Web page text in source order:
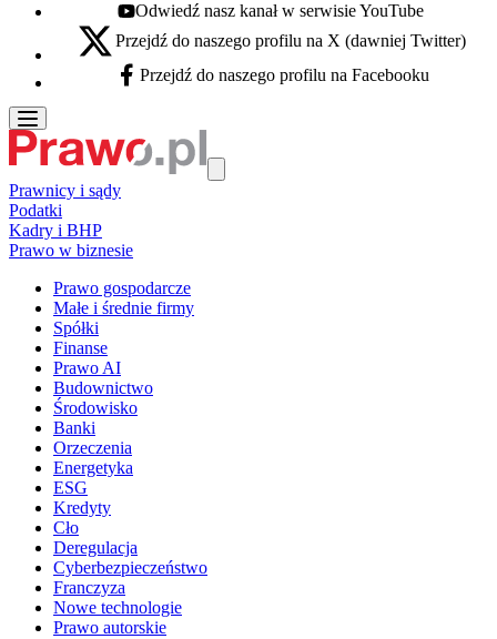
Youtube - otwiera się w nowej karcie
Odwiedź nasz kanał w serwisie YouTube
X - otwiera się w nowej karcie
Przejdź do naszego profilu na X (dawniej Twitter)
Facebook - otwiera się w nowej karcie
Przejdź do naszego profilu na Facebooku
Prawnicy i sądy
Podatki
Kadry i BHP
Prawo w biznesie
Prawo gospodarcze
Małe i średnie firmy
Spółki
Finanse
Prawo AI
Budownictwo
Środowisko
Banki
Orzeczenia
Energetyka
ESG
Kredyty
Cło
Deregulacja
Cyberbezpieczeństwo
Franczyza
Nowe technologie
Prawo autorskie